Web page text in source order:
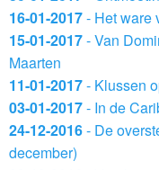
16-01-2017- Het ware
15-01-2017- Van
Maarten
11-01-2017- Klussen
03-01-2017- In de
24-12-2016- De
december)